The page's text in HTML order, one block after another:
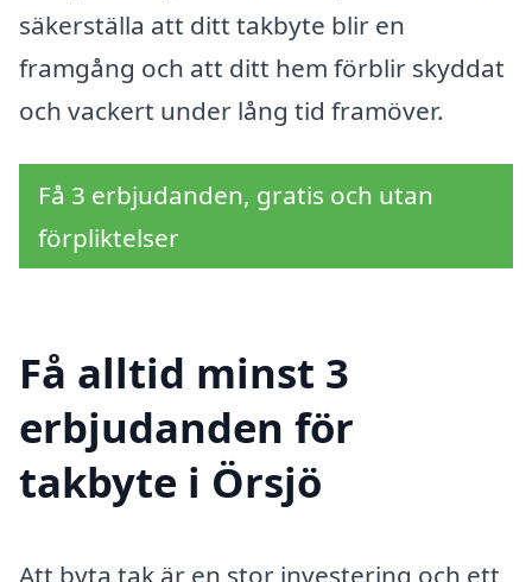
säkerställa att ditt takbyte blir en
framgång och att ditt hem förblir skyddat
och vackert under lång tid framöver.
Få 3 erbjudanden, gratis och utan
förpliktelser
Få alltid minst 3
erbjudanden för
takbyte i Örsjö
Att byta tak är en stor investering och ett